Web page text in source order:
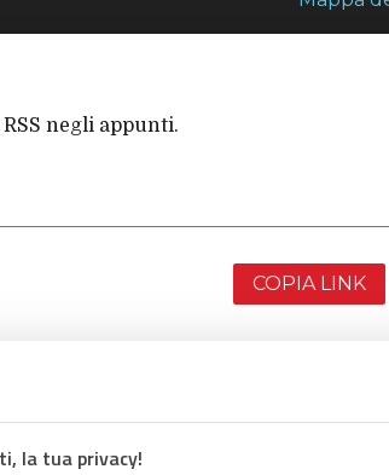
la tua privacy!
negli appunti.
COPIA LINK